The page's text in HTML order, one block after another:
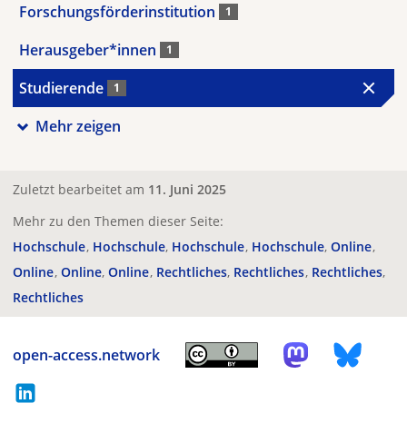
Forschungsförderinstitution 1
Herausgeber*innen 1
Studierende 1
Mehr zeigen
Zuletzt bearbeitet am 11. Juni 2025
Mehr zu den Themen dieser Seite:
Hochschule Hochschule Hochschule Hochschule Online
Online Online Online Rechtliches Rechtliches Rechtliches
Rechtliches
open-access.network